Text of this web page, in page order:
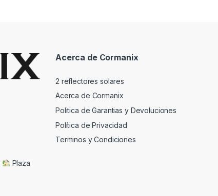
Plaza
Acerca de Cormanix
2 reflectores solares
Acerca de Cormanix
Politica de Garantias y Devoluciones
Política de Privacidad
Terminos y Condiciones